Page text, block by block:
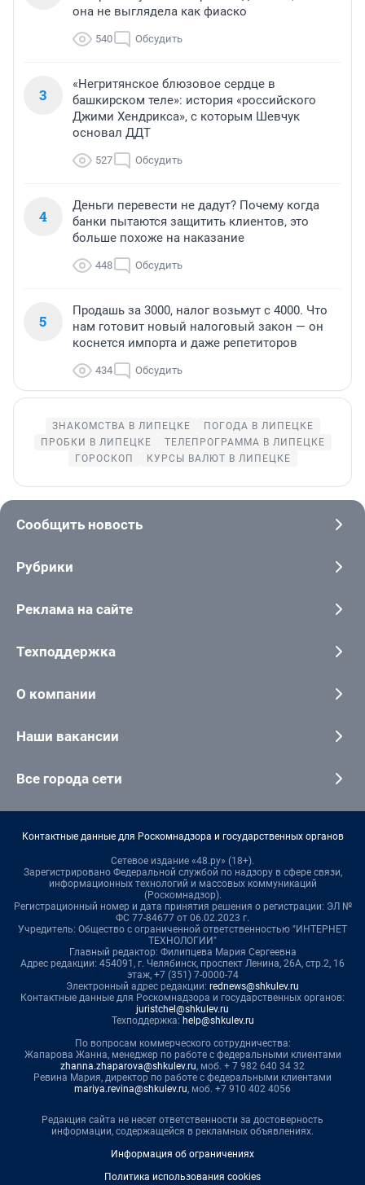
она не выглядела как фиаско
540 Обсудить
3
«Негритянское блюзовое сердце в
башкирском теле»: история «российского
Джими Хендрикса», с которым Шевчук
основал ДДТ
527 Обсудить
4
Деньги перевести не дадут? Почему когда
банки пытаются защитить клиентов, это
больше похоже на наказание
448 Обсудить
5
Продашь за 3000, налог возьмут с 4000. Что
нам готовит новый налоговый закон — он
коснется импорта и даже репетиторов
434 Обсудить
ЗНАКОМСТВА В ЛИПЕЦКЕ
ПОГОДА В ЛИПЕЦКЕ
ПРОБКИ В ЛИПЕЦКЕ
ТЕЛЕПРОГРАММА В ЛИПЕЦКЕ
ГОРОСКОП
КУРСЫ ВАЛЮТ В ЛИПЕЦКЕ
Сообщить новость
Рубрики
Реклама на сайте
Техподдержка
О компании
Наши вакансии
Все города сети
Контактные данные для Роскомнадзора и государственных органов
Сетевое издание «48.ру» (18+).
Зарегистрировано Федеральной службой по надзору в сфере связи,
информационных технологий и массовых коммуникаций
(Роскомнадзор).
Регистрационный номер и дата принятия решения о регистрации: ЭЛ №
ФС 77-84677 от 06.02.2023 г.
Учредитель: Общество с ограниченной ответственностью "ИНТЕРНЕТ
ТЕХНОЛОГИИ"
Главный редактор: Филипцева Мария Сергеевна
Адрес редакции: 454091, г. Челябинск, проспект Ленина, 26А, стр.2, 16
этаж, +7 (351) 7-0000-74
Электронный адрес редакции: rednews@shkulev.ru
Контактные данные для Роскомнадзора и государственных органов:
juristchel@shkulev.ru
Техподдержка: help@shkulev.ru
По вопросам коммерческого сотрудничества:
Жапарова Жанна, менеджер по работе с федеральными клиентами
zhanna.zhaparova@shkulev.ru, моб. + 7 982 640 34 32
Ревина Мария, директор по работе с федеральными клиентами
mariya.revina@shkulev.ru, моб. +7 910 402 4056
Редакция сайта не несет ответственности за достоверность
информации, содержащейся в рекламных объявлениях.
Информация об ограничениях
Политика использования cookies